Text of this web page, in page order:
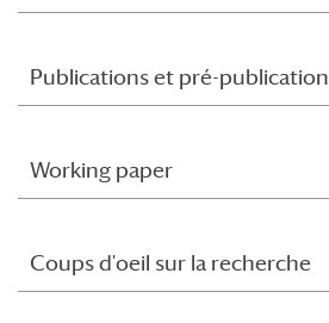
Publications et pré-
Working paper
Coups d'oeil sur la recherche